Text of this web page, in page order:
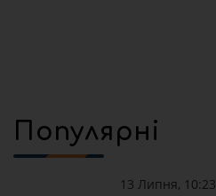
Популярні
13 Липня, 10:23